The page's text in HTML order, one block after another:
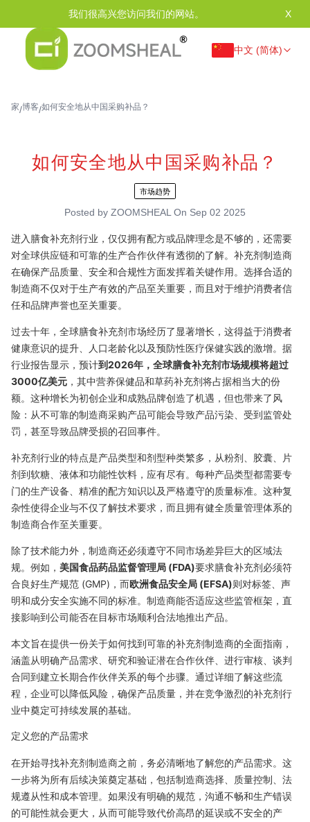
我们很高兴您访问我们的网站。 X
中文 (简体)
家/博客/如何安全地从中国采购补品？
如何安全地从中国采购补品？
市场趋势
Posted by ZOOMSHEAL On Sep 02 2025
进入膳食补充剂行业，仅仅拥有配方或品牌理念是不够的，还需要
对全球供应链和可靠的生产合作伙伴有透彻的了解。补充剂制造商
在确保产品质量、安全和合规性方面发挥着关键作用。选择合适的
制造商不仅对于生产有效的产品至关重要，而且对于维护消费者信
任和品牌声誉也至关重要。
过去十年，全球膳食补充剂市场经历了显著增长，这得益于消费者
健康意识的提升、人口老龄化以及预防性医疗保健实践的激增。据
行业报告显示，预计到2026年，全球膳食补充剂市场规模将超过
3000亿美元 ，其中营养保健品和草药补充剂将占据相当大的份
额。这种增长为初创企业和成熟品牌创造了机遇，但也带来了风
险：从不可靠的制造商采购产品可能会导致产品污染、受到监管处
罚，甚至导致品牌受损的召回事件。
补充剂行业的特点是产品类型和剂型种类繁多，从粉剂、胶囊、片
剂到软糖、液体和功能性饮料，应有尽有。每种产品类型都需要专
门的生产设备、精准的配方知识以及严格遵守的质量标准。这种复
杂性使得企业与不仅了解技术要求，而且拥有健全质量管理体系的
制造商合作至关重要。
除了技术能力外，制造商还必须遵守不同市场差异巨大的区域法
规。例如， 美国食品药品监督管理局 (FDA)要求膳食补充剂必须符
合良好生产规范 (GMP)，而欧洲食品安全局 (EFSA)则对标签、声
明和成分安全实施不同的标准。制造商能否适应这些监管框架，直
接影响到公司能否在目标市场顺利合法地推出产品。
本文旨在提供一份关于如何找到可靠的补充剂制造商的全面指南，
涵盖从明确产品需求、研究和验证潜在合作伙伴、进行审核、谈判
合同到建立长期合作伙伴关系的每个步骤。通过详细了解这些流
程，企业可以降低风险，确保产品质量，并在竞争激烈的补充剂行
业中奠定可持续发展的基础。
定义您的产品需求
在开始寻找补充剂制造商之前，务必清晰地了解您的产品需求。这
一步将为所有后续决策奠定基础，包括制造商选择、质量控制、法
规遵从性和成本管理。如果没有明确的规范，沟通不畅和生产错误
的可能性就会更大，从而可能导致代价高昂的延误或不安全的产